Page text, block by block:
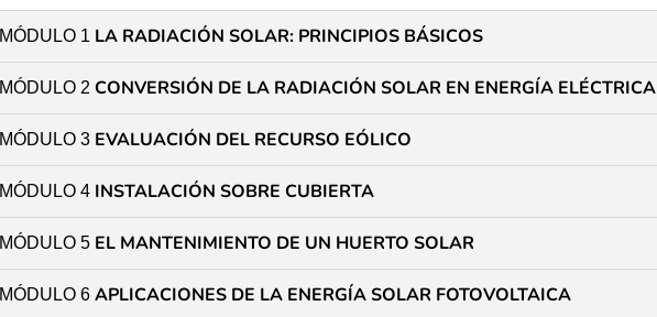
MÓDULO 1 LA RADIACIÓN SOLAR: PRINCIPIOS BÁSICOS​
MÓDULO 2 CONVERSIÓN DE LA RADIACIÓN SOLAR EN ENERGÍA ELÉCTRICA​
MÓDULO 3 EVALUACIÓN DEL RECURSO EÓLICO​
MÓDULO 4 INSTALACIÓN SOBRE CUBIERTA​
MÓDULO 5 EL MANTENIMIENTO DE UN HUERTO SOLAR​
MÓDULO 6 APLICACIONES DE LA ENERGÍA SOLAR FOTOVOLTAICA